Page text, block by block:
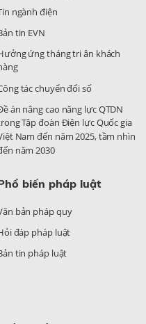
ngành điện
tin EVN
ứng tháng tri ân khách
tác chuyển đổi số
án nâng cao năng lực QTDN
Tập đoàn Điện lực Quốc gia
Nam đến năm 2025, tầm nhìn
năm 2030
biến pháp luật
bản pháp quy
đáp pháp luật
tin pháp luật